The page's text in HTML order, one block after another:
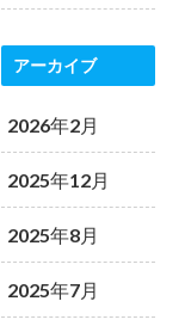
アーカイブ
2026年2月
2025年12月
2025年8月
2025年7月